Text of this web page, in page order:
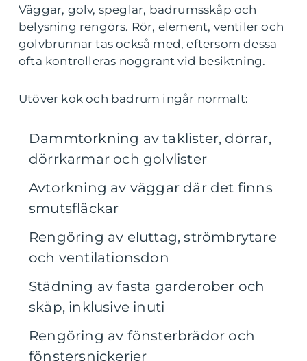
Väggar, golv, speglar, badrumsskåp och
belysning rengörs. Rör, element, ventiler och
golvbrunnar tas också med, eftersom dessa
ofta kontrolleras noggrant vid besiktning.
Utöver kök och badrum ingår normalt:
Dammtorkning av taklister, dörrar,
dörrkarmar och golvlister
Avtorkning av väggar där det finns
smutsfläckar
Rengöring av eluttag, strömbrytare
och ventilationsdon
Städning av fasta garderober och
skåp, inklusive inuti
Rengöring av fönsterbrädor och
fönstersnickerier